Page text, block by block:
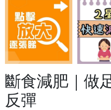
斷食減肥｜做
反彈